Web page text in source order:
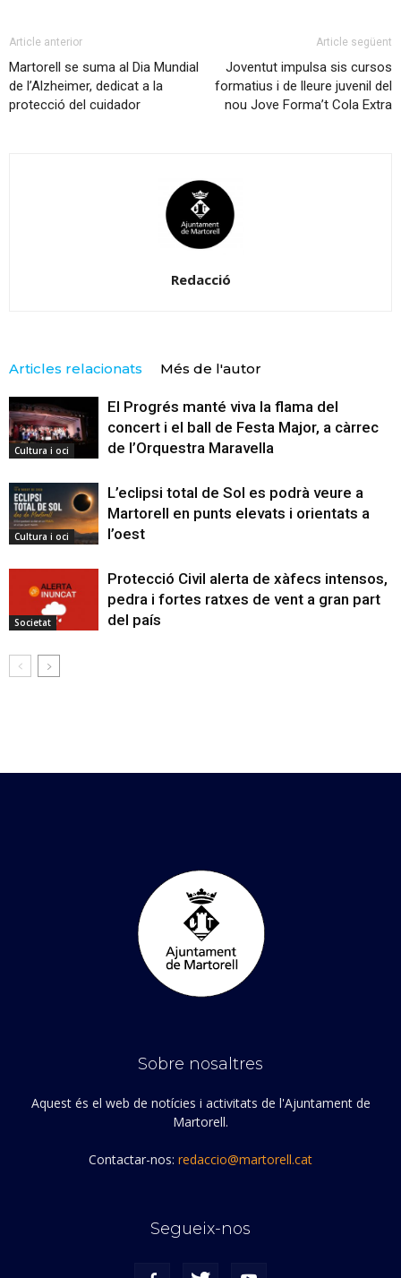
Article anterior
Martorell se suma al Dia Mundial
de l’Alzheimer, dedicat a la
protecció del cuidador
Article següent
Joventut impulsa sis cursos
formatius i de lleure juvenil del
nou Jove Forma’t Cola Extra
Redacció
Articles relacionats Més de l'autor
Cultura i oci
El Progrés manté viva la flama del
concert i el ball de Festa Major, a càrrec
de l’Orquestra Maravella
Cultura i oci
L’eclipsi total de Sol es podrà veure a
Martorell en punts elevats i orientats a
l’oest
Societat
Protecció Civil alerta de xàfecs intensos,
pedra i fortes ratxes de vent a gran part
del país
Sobre nosaltres
Aquest és el web de notícies i activitats de l'Ajuntament de
Martorell.
Contactar-nos: redaccio@martorell.cat
Segueix-nos